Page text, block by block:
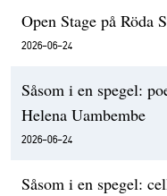
Open Stage på Röda
2026-06-24
Såsom i en spegel:
Helena Uambembe
2026-06-24
Såsom i en spegel: